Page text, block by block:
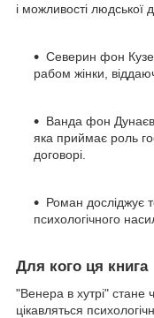
і можливості людської
Северин фон
рабом жінки,
Ванда фон Дунаєв
яка приймає роль
договорі.
Роман досліджує
психологічного
Для кого ця книга
"Венера в хутрі" стане
цікавляться